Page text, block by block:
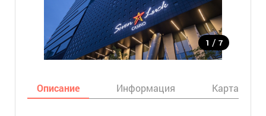
1 / 7
Описание Информация Карта